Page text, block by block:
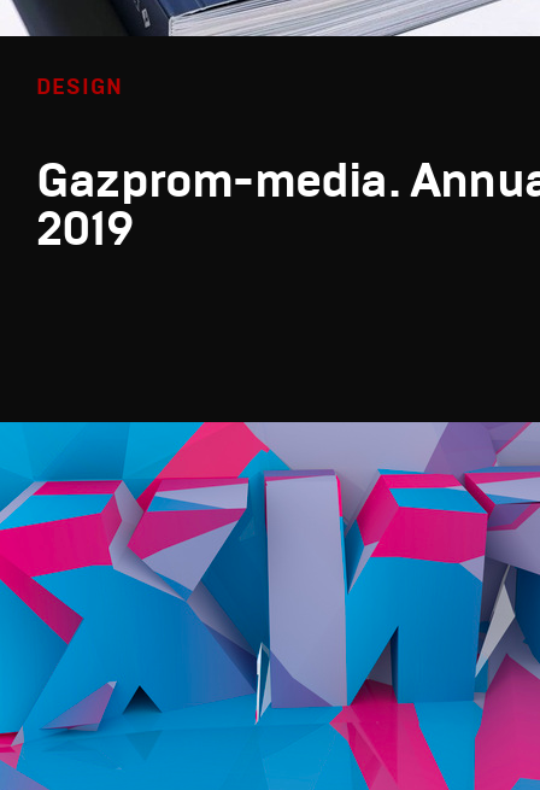
DESIGN
Gazprom-media.
2019